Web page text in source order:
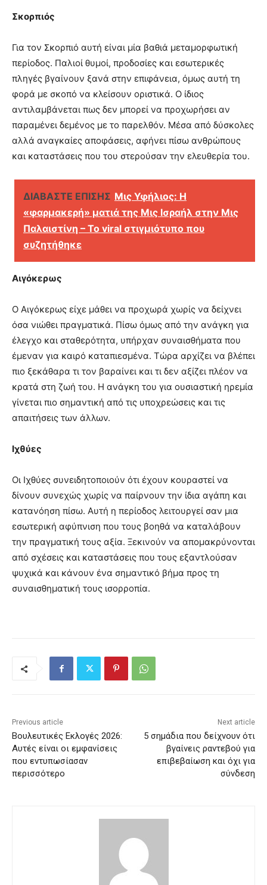
Σκορπιός
Για τον Σκορπιό αυτή είναι μία βαθιά μεταμορφωτική
περίοδος. Παλιοί θυμοί, προδοσίες και εσωτερικές
πληγές βγαίνουν ξανά στην επιφάνεια, όμως αυτή τη
φορά με σκοπό να κλείσουν οριστικά. Ο ίδιος
αντιλαμβάνεται πως δεν μπορεί να προχωρήσει αν
παραμένει δεμένος με το παρελθόν. Μέσα από δύσκολες
αλλά αναγκαίες αποφάσεις, αφήνει πίσω ανθρώπους
και καταστάσεις που του στερούσαν την ελευθερία του.
ΔΙΑΒΑΣΤΕ ΕΠΙΣΗΣ Μις Υφήλιος: Η
«φαρμακερή» ματιά της Μις Ισραήλ στην Μις
Παλαιστίνη – Το viral στιγμιότυπο που
συζητήθηκε
Αιγόκερως
Ο Αιγόκερως είχε μάθει να προχωρά χωρίς να δείχνει
όσα νιώθει πραγματικά. Πίσω όμως από την ανάγκη για
έλεγχο και σταθερότητα, υπήρχαν συναισθήματα που
έμεναν για καιρό καταπιεσμένα. Τώρα αρχίζει να βλέπει
πιο ξεκάθαρα τι τον βαραίνει και τι δεν αξίζει πλέον να
κρατά στη ζωή του. Η ανάγκη του για ουσιαστική ηρεμία
γίνεται πιο σημαντική από τις υποχρεώσεις και τις
απαιτήσεις των άλλων.
Ιχθύες
Οι Ιχθύες συνειδητοποιούν ότι έχουν κουραστεί να
δίνουν συνεχώς χωρίς να παίρνουν την ίδια αγάπη και
κατανόηση πίσω. Αυτή η περίοδος λειτουργεί σαν μια
εσωτερική αφύπνιση που τους βοηθά να καταλάβουν
την πραγματική τους αξία. Ξεκινούν να απομακρύνονται
από σχέσεις και καταστάσεις που τους εξαντλούσαν
ψυχικά και κάνουν ένα σημαντικό βήμα προς τη
συναισθηματική τους ισορροπία.
Previous article
Βουλευτικές Εκλογές 2026:
Αυτές είναι οι εμφανίσεις
που εντυπωσίασαν
περισσότερο
Next article
5 σημάδια που δείχνουν ότι
βγαίνεις ραντεβού για
επιβεβαίωση και όχι για
σύνδεση